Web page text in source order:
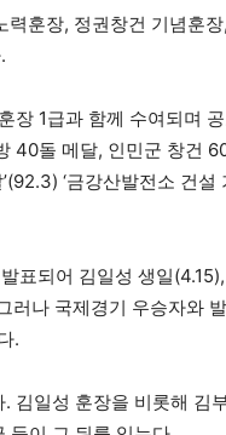
훈장, 정권창건 기념훈
장 1급과 함께 수여되며
40돌 메달, 인민군 창건
‘금강산발전소 건
표되어 김일성 생일
러나 국제경기 우승자와
.
김일성 훈장을 비롯해 김